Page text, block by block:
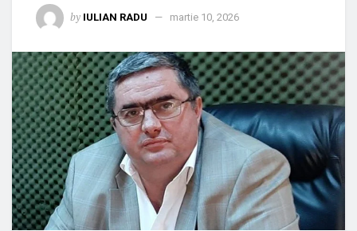
by IULIAN RADU martie 10, 2026